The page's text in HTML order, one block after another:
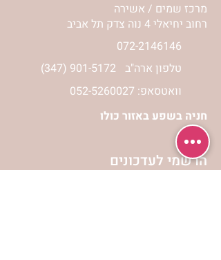
מרכז שמים / אשירה
רחוב יחיאלי 4 נוה צדק תל אביב
072-2146146
(347) 901-5172 טלפון ארה"ב
וואטסאפ: 052-5260027
חניה בשפע באזור כולו
הרשמי לעדכונים